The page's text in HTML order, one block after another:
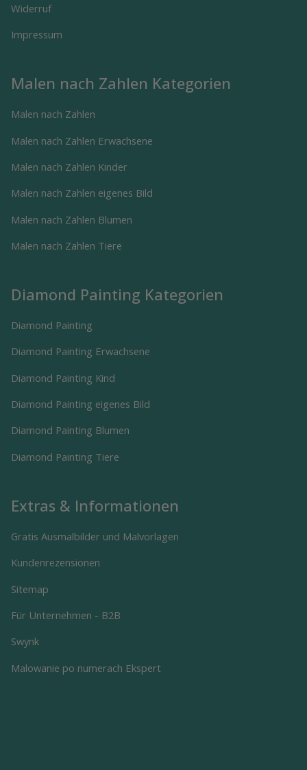
Widerruf
Impressum
Malen nach Zahlen Kategorien
Malen nach Zahlen
Malen nach Zahlen Erwachsene
Malen nach Zahlen Kinder
Malen nach Zahlen eigenes Bild
Malen nach Zahlen Blumen
Malen nach Zahlen Tiere
Diamond Painting Kategorien
Diamond Painting
Diamond Painting Erwachsene
Diamond Painting Kind
Diamond Painting eigenes Bild
Diamond Painting Blumen
Diamond Painting Tiere
Extras & Informationen
Gratis Ausmalbilder und Malvorlagen
Kundenrezensionen
Sitemap
Für Unternehmen - B2B
Swynk
Malowanie po numerach Ekspert